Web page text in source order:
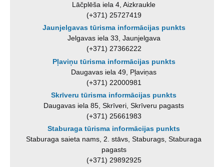
Lāčplēša iela 4, Aizkraukle
(+371) 25727419
Jaunjelgavas tūrisma informācijas punkts
Jelgavas iela 33, Jaunjelgava
(+371) 27366222
Pļaviņu tūrisma informācijas punkts
Daugavas iela 49, Pļaviņas
(+371) 22000981
Skrīveru tūrisma informācijas punkts
Daugavas iela 85, Skrīveri, Skrīveru pagasts
(+371) 25661983
Staburaga tūrisma informācijas punkts
Staburaga saieta nams, 2. stāvs, Staburags, Staburaga
pagasts
(+371) 29892925